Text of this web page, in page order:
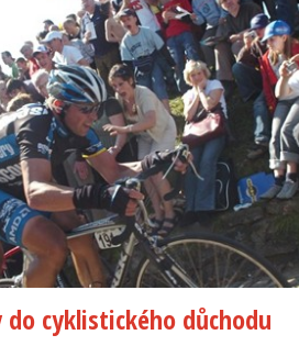
do cyklistického důchodu